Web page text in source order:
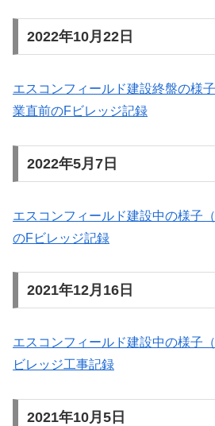
2022年10月22日
エスコンフィールド建設終盤の様
業直前のFビレッジ記録
2022年5月7日
エスコンフィールド建設中の様子
のFビレッジ記録
2021年12月16日
エスコンフィールド建設中の様子
ビレッジ工事記録
2021年10月5日